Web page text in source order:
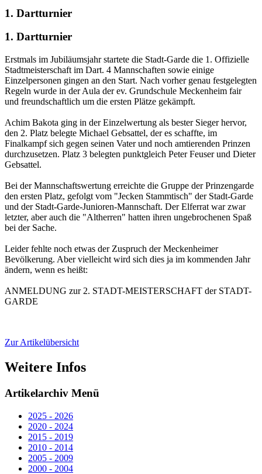
1. Dartturnier
1. Dartturnier
Erstmals im Jubiläumsjahr startete die Stadt-Garde die 1. Offizielle
Stadtmeisterschaft im Dart. 4 Mannschaften sowie einige
Einzelpersonen gingen an den Start. Nach vorher genau festgelegten
Regeln wurde in der Aula der ev. Grundschule Meckenheim fair
und freundschaftlich um die ersten Plätze gekämpft.
Achim Bakota ging in der Einzelwertung als bester Sieger hervor,
den 2. Platz belegte Michael Gebsattel, der es schaffte, im
Finalkampf sich gegen seinen Vater und noch amtierenden Prinzen
durchzusetzen. Platz 3 belegten punktgleich Peter Feuser und Dieter
Gebsattel.
Bei der Mannschaftswertung erreichte die Gruppe der Prinzengarde
den ersten Platz, gefolgt vom "Jecken Stammtisch" der Stadt-Garde
und der Stadt-Garde-Junioren-Mannschaft. Der Elferrat war zwar
letzter, aber auch die "Altherren" hatten ihren ungebrochenen Spaß
bei der Sache.
Leider fehlte noch etwas der Zuspruch der Meckenheimer
Bevölkerung. Aber vielleicht wird sich dies ja im kommenden Jahr
ändern, wenn es heißt:
ANMELDUNG zur 2. STADT-MEISTERSCHAFT der STADT-
GARDE
Zur Artikelübersicht
Weitere Infos
Artikelarchiv Menü
2025 - 2026
2020 - 2024
2015 - 2019
2010 - 2014
2005 - 2009
2000 - 2004